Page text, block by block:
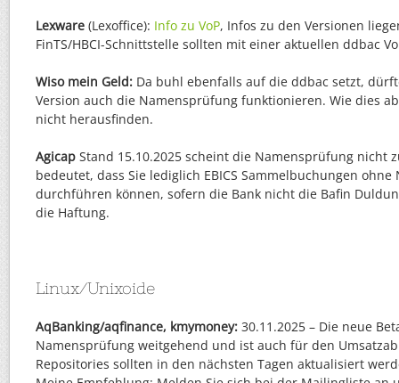
Lexware (Lexoffice): Info zu VoP, Infos zu den Versionen
FinTS/HBCI-Schnittstelle sollten mit einer aktuellen ddbac
Wiso mein Geld: Da buhl ebenfalls auf die ddbac setzt,
Version auch die Namensprüfung funktionieren. Wie dies
nicht herausfinden.
Agicap Stand 15.10.2025 scheint die Namensprüfung nicht
bedeutet, dass Sie lediglich EBICS Sammelbuchungen
durchführen können, sofern die Bank nicht die Bafin
die Haftung.
Linux/Unixoide
AqBanking/aqfinance, kmymoney: 30.11.2025 – Die neue
Namensprüfung weitgehend und ist auch für den
Repositories sollten in den nächsten Tagen aktualisiert